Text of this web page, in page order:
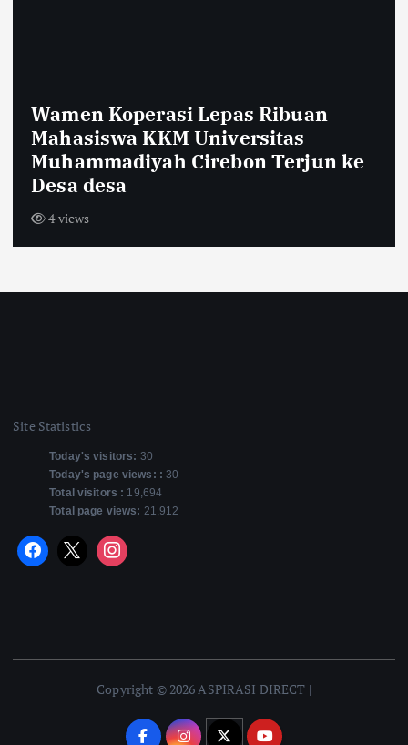
Sambut HUT RI ke-81,Warga
Krajan Tengah Pasang Bendera
Merah Putih Sepanjang 600 Meter
Site Statistics
Today's visitors: 30
Today's page views: :30
Total visitors : 19,694
Total page views: 21,912
Copyright © 2026 ASPIRASI DIRECT |